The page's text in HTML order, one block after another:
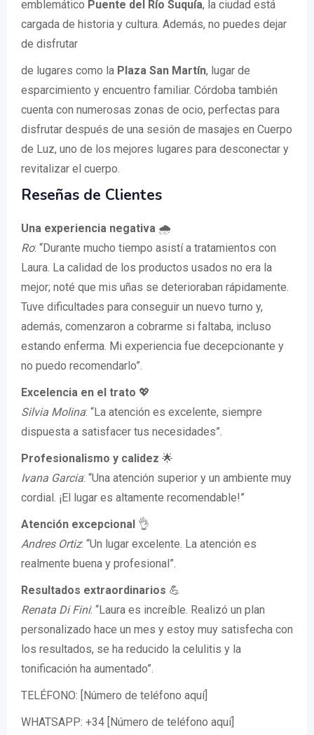
emblemático Puente del Río Suquía, la ciudad está
cargada de historia y cultura. Además, no puedes dejar
de disfrutar
de lugares como la Plaza San Martín, lugar de
esparcimiento y encuentro familiar. Córdoba también
cuenta con numerosas zonas de ocio, perfectas para
disfrutar después de una sesión de masajes en Cuerpo
de Luz, uno de los mejores lugares para desconectar y
revitalizar el cuerpo.
Reseñas de Clientes
Una experiencia negativa 🌧️
Ro: “Durante mucho tiempo asistí a tratamientos con
Laura. La calidad de los productos usados no era la
mejor; noté que mis uñas se deterioraban rápidamente.
Tuve dificultades para conseguir un nuevo turno y,
además, comenzaron a cobrarme si faltaba, incluso
estando enferma. Mi experiencia fue decepcionante y
no puedo recomendarlo”.
Excelencia en el trato 💖
Silvia Molina: “La atención es excelente, siempre
dispuesta a satisfacer tus necesidades”.
Profesionalismo y calidez 🌟
Ivana Garcia: “Una atención superior y un ambiente muy
cordial. ¡El lugar es altamente recomendable!”
Atención excepcional 👌
Andres Ortiz: “Un lugar excelente. La atención es
realmente buena y profesional”.
Resultados extraordinarios 💪
Renata Di Fini: “Laura es increíble. Realizó un plan
personalizado hace un mes y estoy muy satisfecha con
los resultados, se ha reducido la celulitis y la
tonificación ha aumentado”.
TELÉFONO: [Número de teléfono aquí]
WHATSAPP: +34 [Número de teléfono aquí]